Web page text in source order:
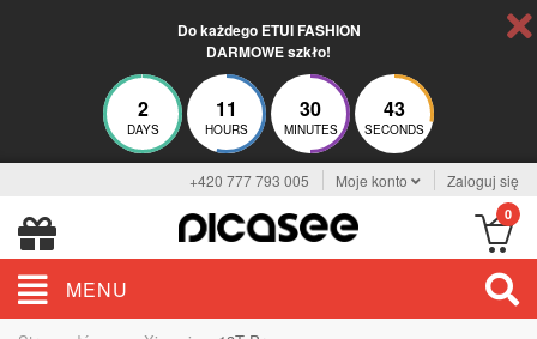
Do każdego ETUI FASHION
DARMOWE szkło!
2
DAYS
11
HOURS
30
MINUTES
42
SECONDS
+420 777 793 005 Moje konto Zaloguj się
0
MENU